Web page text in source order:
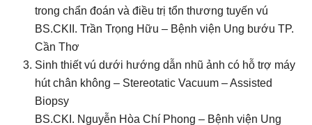
trong chẩn đoán và điều trị tổn thương tuyến vú
BS.CKII. Trần Trọng Hữu – Bệnh viện Ung bướu TP.
Cần Thơ
Sinh thiết vú dưới hướng dẫn nhũ ảnh có hỗ trợ máy
hút chân không – Stereotatic Vacuum – Assisted
Biopsy
BS.CKI. Nguyễn Hòa Chí Phong – Bệnh viện Ung